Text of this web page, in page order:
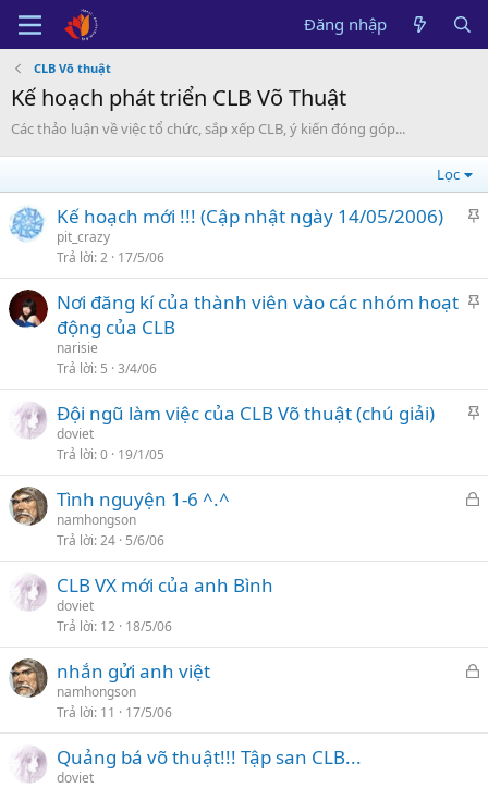
Đăng nhập
CLB Võ thuật
Kế hoạch phát triển CLB Võ Thuật
Các thảo luận về việc tổ chức, sắp xếp CLB, ý kiến đóng góp...
Lọc
l
ê
o
Kế hoạch mới !!! (Cập nhật ngày 14/05/2006)
pit_crazy
Trả lời 2 17/5/06
ê
n
o
Nơi đăng kí của thành viên vào các nhóm hoạt
động của CLB
narisie
Trả lời 5 3/4/06
l
ê
Đội ngũ làm việc của CLB Võ thuật (chú giải)
doviet
Trả lời 0 19/1/05
h
Tình nguyện 1-6 ^.^
namhongson
Trả lời 24 5/6/06
CLB VX mới của anh Bình
doviet
Trả lời 12 18/5/06
h
nhắn gửi anh việt
namhongson
Trả lời 11 17/5/06
Quảng bá võ thuật!!! Tập san CLB...
doviet